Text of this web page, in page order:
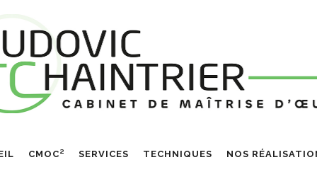
CMOC² SERVICES TECHNIQUES NOS